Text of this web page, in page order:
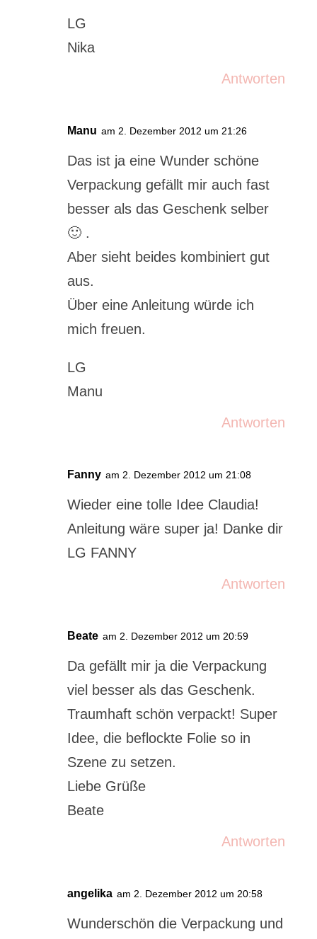
LG
Nika
Antworten
Manu am 2. Dezember 2012 um 21:26
Das ist ja eine Wunder schöne
Verpackung gefällt mir auch fast
besser als das Geschenk selber
🙂 .
Aber sieht beides kombiniert gut
aus.
Über eine Anleitung würde ich
mich freuen.
LG
Manu
Antworten
Fanny am 2. Dezember 2012 um 21:08
Wieder eine tolle Idee Claudia!
Anleitung wäre super ja! Danke dir
LG FANNY
Antworten
Beate am 2. Dezember 2012 um 20:59
Da gefällt mir ja die Verpackung
viel besser als das Geschenk.
Traumhaft schön verpackt! Super
Idee, die beflockte Folie so in
Szene zu setzen.
Liebe Grüße
Beate
Antworten
angelika am 2. Dezember 2012 um 20:58
Wunderschön die Verpackung und